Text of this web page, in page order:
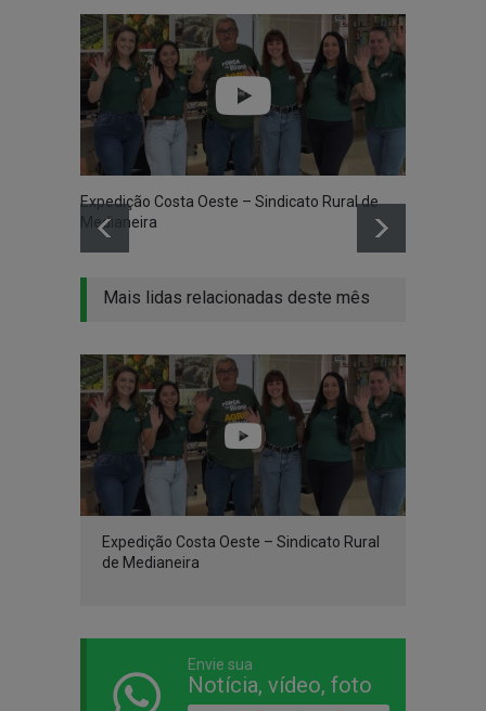
Expedição Costa Oeste – Sindicato Rural de
Medianeira
Mais lidas relacionadas deste mês
Expedição Costa Oeste – Sindicato Rural
de Medianeira
Envie sua
Notícia, vídeo, foto